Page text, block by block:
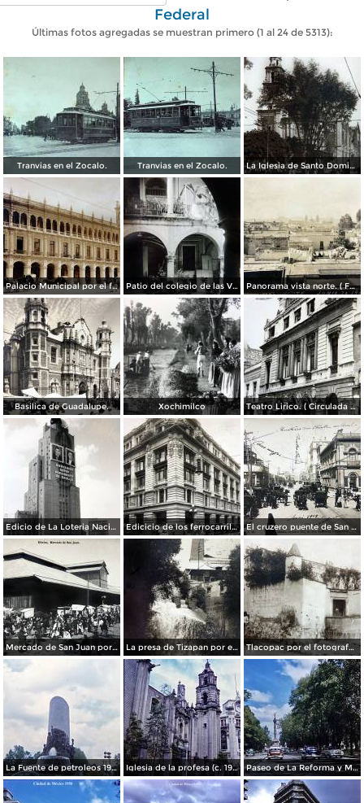
Federal
Últimas fotos agregadas se muestran primero (1 al 24 de 5313):
Tranvias en el Zocalo. Tranvias en el Zocalo. La Iglesia de Santo Domingo.
Palacio Municipal por el fotografo Hugo Brehme.. Patio del colegio de las Vizcainas por el fotografo Hugo Brehme. Panorama vista norte. ( Fechada el 20 de Junio de 1905 ).
Basilica de Guadalupe. Xochimilco Teatro Lirico. ( Circulada el 1 de Agosto de 1926 ).
Edicio de La Loteria Nacional Ciudad de México Abril de 1964 Edicicio de los ferrocarriles. El cruzero puente de San Francisco y Guardiola por el fotografo Felix Miret.
Mercado de San Juan por el fotografo Felix Miret La presa de Tizapan por el fotografo Fernando Kososky. ( Circulada el 22 de Diembre de 1910 ). Tlacopac por el fotografo Hugo Brehme.
La Fuente de petroleos 1950. Iglesia de la profesa (c. 1950) Paseo de La Reforma y Mto a La Independencia 1950